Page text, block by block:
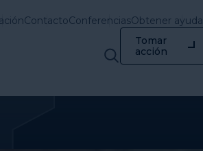
ContactoConferenciasObtener ayuda
Tomar
acción